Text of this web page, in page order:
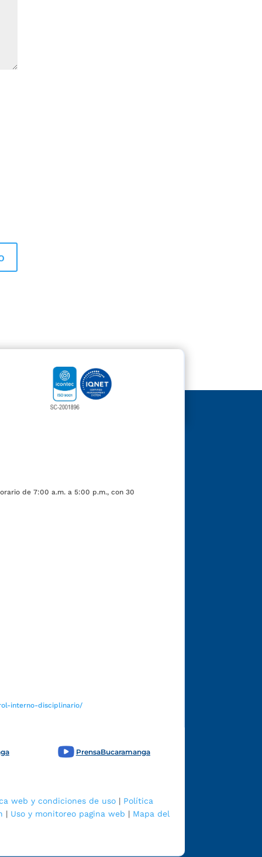
de 7:00 a.m. a 5:00 p.m., con 30
interno-disciplinario/
PrensaBucaramanga
web y condiciones de uso | Política
| Uso y monitoreo pagina web | Mapa del